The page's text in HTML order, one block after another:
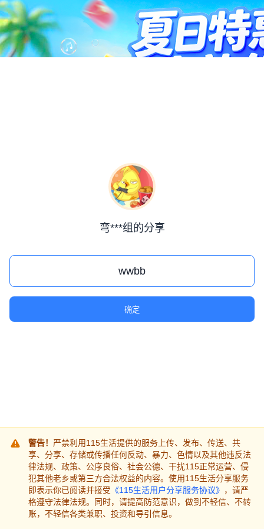
弯***组的分享
确定
警告！ 严禁利用115生活提供的服务上传、发布、传送、共
享、分享、存储或传播任何反动、暴力、色情以及其他违反法
律法规、政策、公序良俗、社会公德、干扰115正常运营、侵
犯其他老乡或第三方合法权益的内容。使用115生活分享服务
即表示你已阅读并接受 《115生活用户分享服务协议》 ，请严
格遵守法律法规。同时，请提高防范意识，做到不轻信、不转
账，不轻信各类兼职、投资和导引信息。